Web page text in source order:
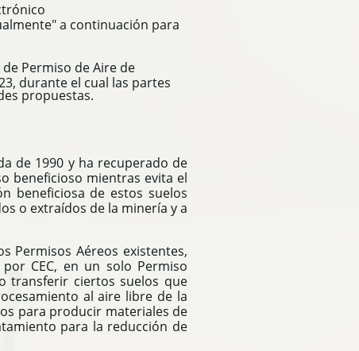
a continuación para
Permiso de Aire de
durante el cual las partes
propuestas.
de 1990 y ha recuperado de
beneficioso mientras evita el
beneficiosa de estos suelos
o extraídos de la minería y a
Permisos Aéreos existentes,
CEC, en un solo Permiso
transferir ciertos suelos que
al aire libre de la
para producir materiales de
para la reducción de